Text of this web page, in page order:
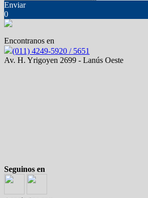
Enviar
0
Encontranos en
(011) 4249-5920 / 5651
Av. H. Yrigoyen 2699 - Lanús Oeste
Seguinos en